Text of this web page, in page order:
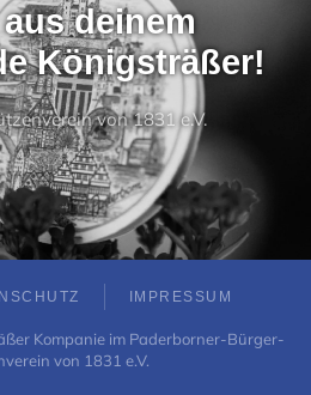
deinem
Königsträßer!
von 1831 e.V.
IMPRESSUM
Kompanie im Paderborner-Bürger-
von 1831 e.V.